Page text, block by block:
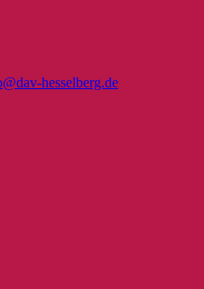
hesselberg.de